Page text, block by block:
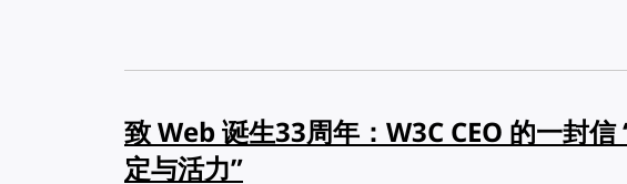
致 Web 诞生33周年：W3C CEO 的一封
定与活力”